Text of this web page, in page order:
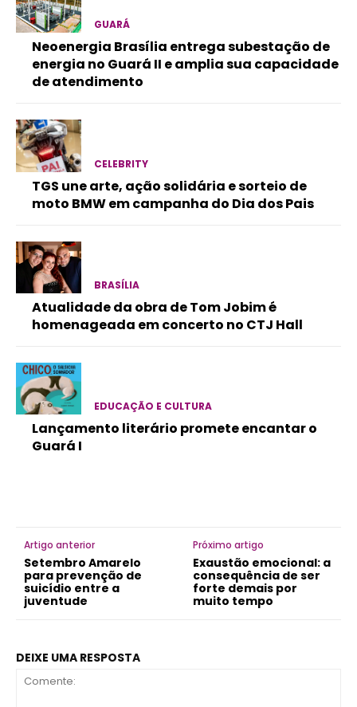
GUARÁ
Neoenergia Brasília entrega subestação de
energia no Guará II e amplia sua capacidade
de atendimento
CELEBRITY
TGS une arte, ação solidária e sorteio de
moto BMW em campanha do Dia dos Pais
BRASÍLIA
Atualidade da obra de Tom Jobim é
homenageada em concerto no CTJ Hall
EDUCAÇÃO E CULTURA
Lançamento literário promete encantar o
Guará I
Artigo anterior
Setembro Amarelo
para prevenção de
suicídio entre a
juventude
Próximo artigo
Exaustão emocional: a
consequência de ser
forte demais por
muito tempo
DEIXE UMA RESPOSTA